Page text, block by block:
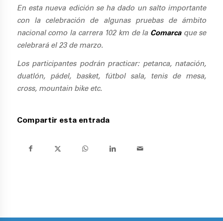
En esta nueva edición se ha dado un salto importante
con la celebración de algunas pruebas de ámbito
nacional como la carrera 102 km de la Comarca que se
celebrará el 23 de marzo.
Los participantes podrán practicar: petanca, natación,
duatlón, pádel, basket, fútbol sala, tenis de mesa,
cross, mountain bike etc.
Compartir esta entrada